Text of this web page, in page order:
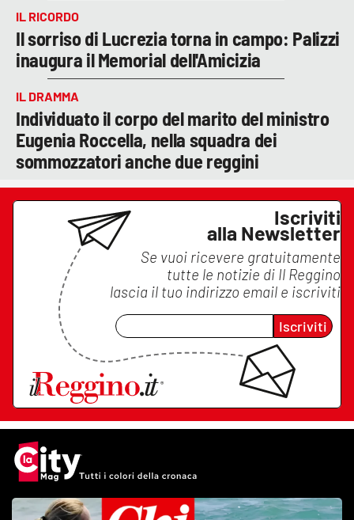
IL RICORDO
Il sorriso di Lucrezia torna in campo: Palizzi
inaugura il Memorial dell'Amicizia
IL DRAMMA
Individuato il corpo del marito del ministro
Eugenia Roccella, nella squadra dei
sommozzatori anche due reggini
Iscriviti
alla Newsletter
Se vuoi ricevere gratuitamente
tutte le notizie di Il Reggino
lascia il tuo indirizzo email e iscriviti
Iscriviti